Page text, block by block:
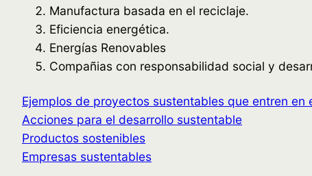
Manufactura basada en el reciclaje.
Eficiencia energética.
Energías Renovables
Compañias con responsabilidad social y
Ejemplos de proyectos sustentables que entren en
Acciones para el desarrollo sustentable
Productos sostenibles
Empresas sustentables